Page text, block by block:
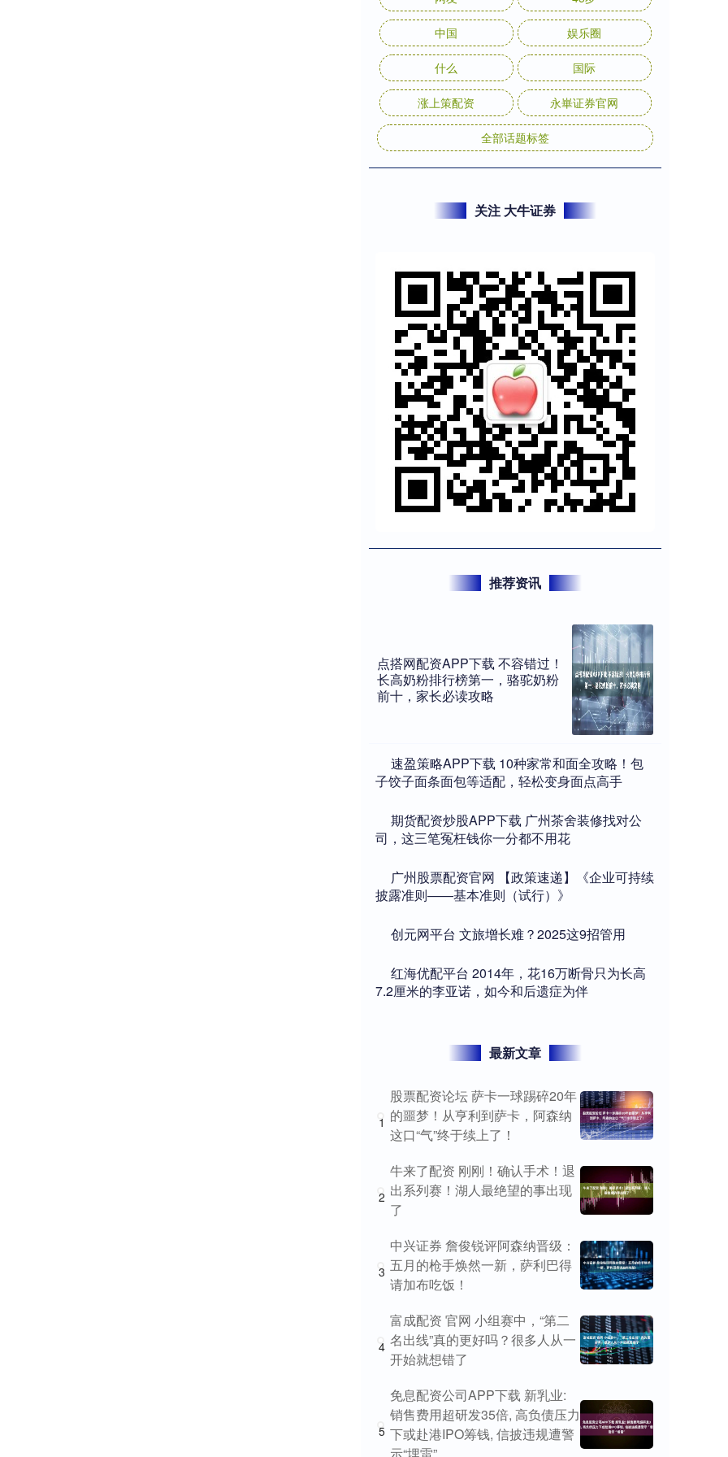
中国 娱乐圈
什么 国际
涨上策配资 永崋证券官网
全部话题标签
关注 大牛证券
推荐资讯
点搭网配资APP下载 不容错过！
长高奶粉排行榜第一，骆驼奶粉
前十，家长必读攻略
​速盈策略APP下载 10种家常和面全攻略！包
子饺子面条面包等适配，轻松变身面点高手
​期货配资炒股APP下载 广州茶舍装修找对公
司，这三笔冤枉钱你一分都不用花
​广州股票配资官网 【政策速递】《企业可持续
披露准则——基本准则（试行）》
​创元网平台 文旅增长难？2025这9招管用
​红海优配平台 2014年，花16万断骨只为长高
7.2厘米的李亚诺，如今和后遗症为伴
最新文章
1
股票配资论坛 萨卡一球踢碎20年
的噩梦！从亨利到萨卡，阿森纳
这口“气”终于续上了！
2
牛来了配资 刚刚！确认手术！退
出系列赛！湖人最绝望的事出现
了
3
中兴证券 詹俊锐评阿森纳晋级：
五月的枪手焕然一新，萨利巴得
请加布吃饭！
4
富成配资 官网 小组赛中，“第二
名出线”真的更好吗？很多人从一
开始就想错了
5
免息配资公司APP下载 新乳业:
销售费用超研发35倍, 高负债压力
下或赴港IPO筹钱, 信披违规遭警